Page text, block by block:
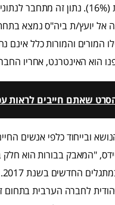
ואלכוהול (26%) , דמוקרטיה (17%)
אל יועץ/ת ביה"ס נמצא
המורים והמורות כלל אינם
שאתם חייבים לראות
לחברה הערבית בתחום